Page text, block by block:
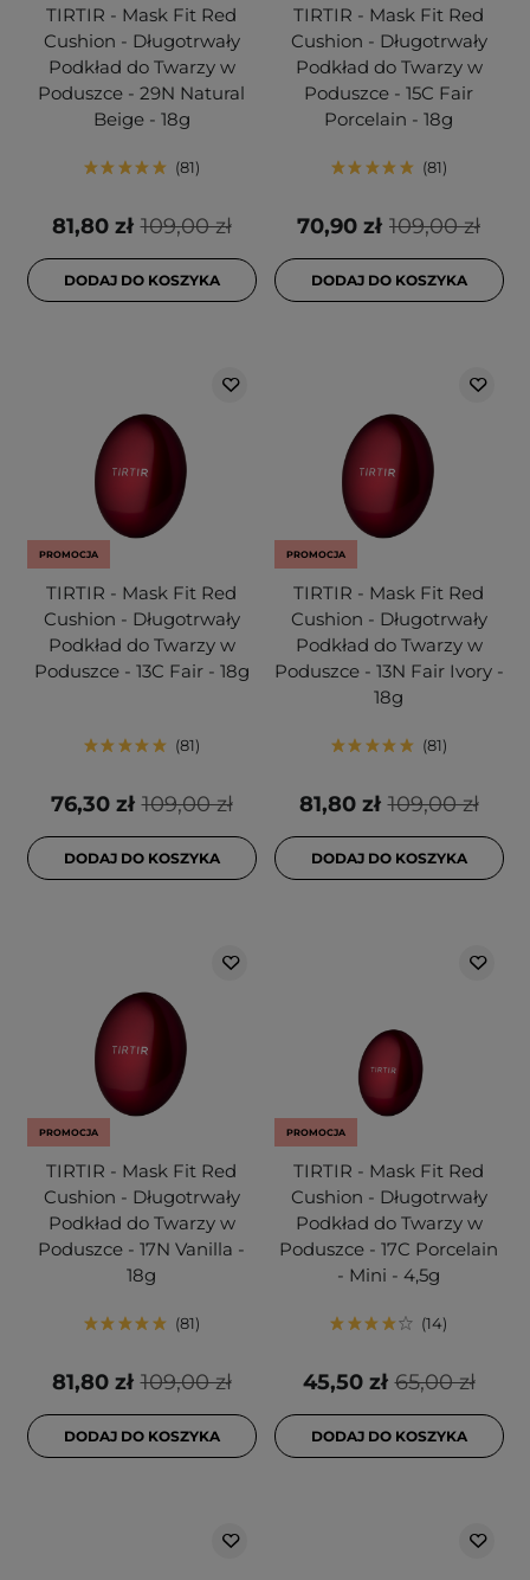
TIRTIR - Mask Fit Red
Cushion - Długotrwały
Podkład do Twarzy w
Poduszce - 29N Natural
Beige - 18g
81
109,00 zł
81,80 zł
DODAJ DO KOSZYKA
TIRTIR - Mask Fit Red
Cushion - Długotrwały
Podkład do Twarzy w
Poduszce - 15C Fair
Porcelain - 18g
81
109,00 zł
70,90 zł
DODAJ DO KOSZYKA
PROMOCJA
TIRTIR - Mask Fit Red
Cushion - Długotrwały
Podkład do Twarzy w
Poduszce - 13C Fair - 18g
81
109,00 zł
76,30 zł
DODAJ DO KOSZYKA
PROMOCJA
TIRTIR - Mask Fit Red
Cushion - Długotrwały
Podkład do Twarzy w
Poduszce - 13N Fair Ivory -
18g
81
109,00 zł
81,80 zł
DODAJ DO KOSZYKA
PROMOCJA
TIRTIR - Mask Fit Red
Cushion - Długotrwały
Podkład do Twarzy w
Poduszce - 17N Vanilla -
18g
81
109,00 zł
81,80 zł
DODAJ DO KOSZYKA
PROMOCJA
TIRTIR - Mask Fit Red
Cushion - Długotrwały
Podkład do Twarzy w
Poduszce - 17C Porcelain
- Mini - 4,5g
14
65,00 zł
45,50 zł
DODAJ DO KOSZYKA